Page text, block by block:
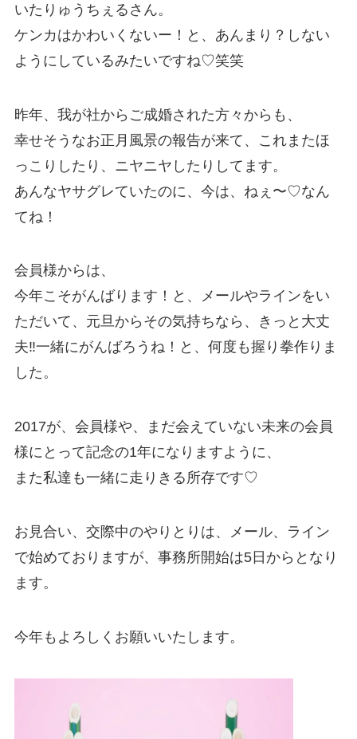
いたりゅうちぇるさん。
ケンカはかわいくないー！と、あんまり？しない
ようにしているみたいですね♡笑笑
昨年、我が社からご成婚された方々からも、
幸せそうなお正月風景の報告が来て、これまたほ
っこりしたり、ニヤニヤしたりしてます。
あんなヤサグレていたのに、今は、ねぇ〜♡なん
てね！
会員様からは、
今年こそがんばります！と、メールやラインをい
ただいて、元旦からその気持ちなら、きっと大丈
夫‼️一緒にがんばろうね！と、何度も握り拳作りま
した。
2017が、会員様や、まだ会えていない未来の会員
様にとって記念の1年になりますように、
また私達も一緒に走りきる所存です♡
お見合い、交際中のやりとりは、メール、ライン
で始めておりますが、事務所開始は5日からとなり
ます。
今年もよろしくお願いいたします。